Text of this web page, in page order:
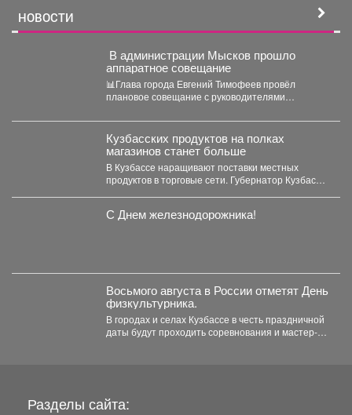
НОВОСТИ
В администрации Мысков прошло
аппаратное совещание
📊Глава города Евгений Тимофеев провёл
плановое совещание с руководителями
заслушали доклады...
Кузбасских продуктов на полках
магазинов станет больше
В Кузбассе наращивают поставки местных
продуктов в торговые сети. Губернатор Кузбасса
С Днем железнодорожника!
Восьмого августа в России отметят День
физкультурника.
В городах и селах Кузбассе в честь праздничной
даты будут проходить соревнования и мастер-
Разделы сайта: